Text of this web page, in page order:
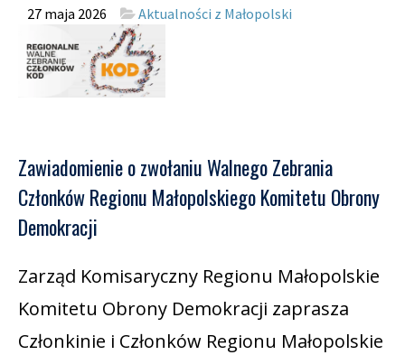
27 maja 2026 Aktualności z Małopolski
Zawiadomienie o zwołaniu Walnego Zebrania
Członków Regionu Małopolskiego Komitetu Obrony
Demokracji
Zarząd Komisaryczny Regionu Małopolskie
Komitetu Obrony Demokracji zaprasza
Członkinie i Członków Regionu Małopolskie